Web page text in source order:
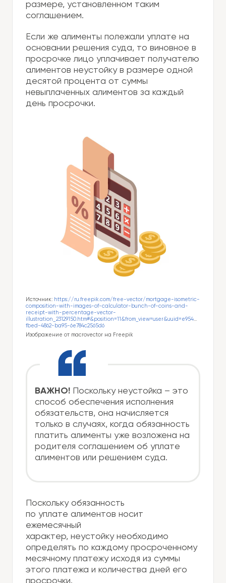
размере, установленном таким
соглашением.
Если же алименты полежали уплате на
основании решения суда, то виновное в
просрочке лицо уплачивает получателю
алиментов неустойку в размере одной
десятой процента от суммы
невыплаченных алиментов за каждый
день просрочки.
Источник: https://ru.freepik.com/free-vector/mortgage-isometric-
composition-with-images-of-calculator-bunch-of-coins-and-
receipt-with-percentage-vector-
illustration_23129150.htm#&position=11&from_view=user&uuid=e954e7d1-
fbed-4862-ba95-6e784c2565d6
Изображение от macrovector на Freepik
ВАЖНО! Поскольку неустойка – это
способ обеспечения исполнения
обязательств, она начисляется
только в случаях, когда обязанность
платить алименты уже возложена на
родителя соглашением об уплате
алиментов или решением суда.
Поскольку обязанность
по уплате алиментов носит
ежемесячный
характер, неустойку необходимо
определять по каждому просроченному
месячному платежу исходя из суммы
этого платежа и количества дней его
просрочки.